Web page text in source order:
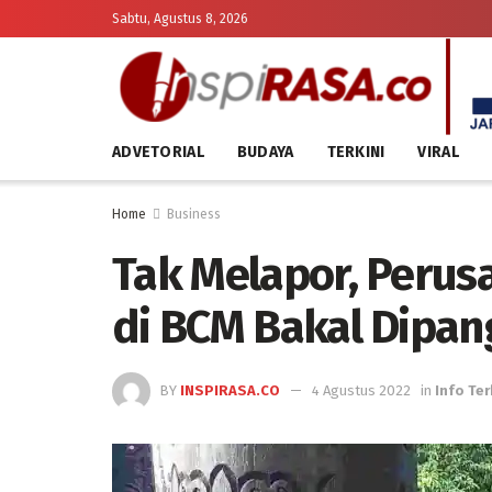
Sabtu, Agustus 8, 2026
ADVETORIAL BUDAYA TERKINI VIRAL
Home Business
Tak Melapor,
di BCM Bakal
BY INSPIRASA.CO 4 Agustus 2022 in Info